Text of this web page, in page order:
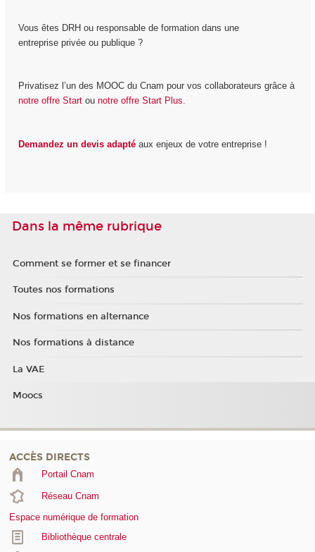
Vous êtes DRH ou responsable de formation dans une
entreprise privée ou publique ?
Privatisez l’un des MOOC du Cnam pour vos collaborateurs grâce à
notre offre Startou notre offre Start Plus.
Demandez un devis adaptéaux enjeux de votre entreprise !
Dans la même rubrique
Comment se former et se financer
Toutes nos formations
Nos formations en alternance
Nos formations à distance
La VAE
Moocs
ACCÈS DIRECTS
Portail Cnam
Réseau Cnam
Espace numérique de formation
Bibliothèque centrale